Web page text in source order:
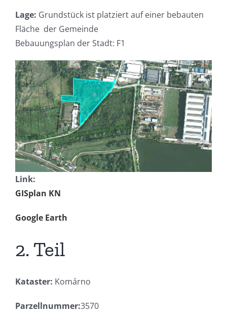
Lage: Grundstück ist platziert auf einer bebauten
Fläche der Gemeinde
Bebauungsplan der Stadt: F1
Link:
GISplan KN
Google Earth
2. Teil
Kataster: Komárno
Parzellnummer:3570